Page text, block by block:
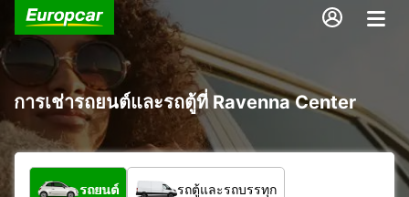
การเช่ารถยนต์และรถตู้ที่ Ravenna Center
รถประเภทใด
รถยนต์ รถตู้และรถบรรทุก